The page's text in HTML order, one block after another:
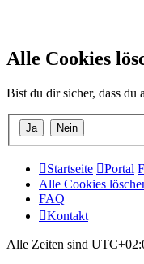
Alle Cookies
Bist du dir sicher, dass du
Startseite Portal
Alle Cookies
FAQ
Kontakt
Alle Zeiten sind